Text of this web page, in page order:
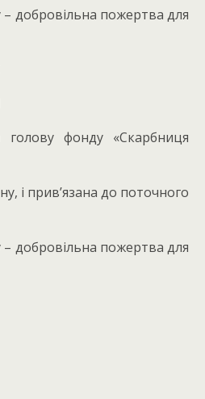
добровільна пожертва для
голову фонду «Скарбниця
і прив’язана до поточного
добровільна пожертва для